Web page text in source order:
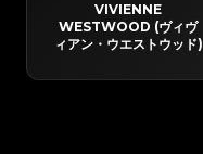
VIVIENNE
WESTWOOD (ヴィヴ
ィアン・ウエストウッド)